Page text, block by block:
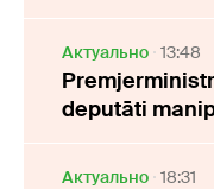
Актуально 13:48
deputāti
Актуально 18:31